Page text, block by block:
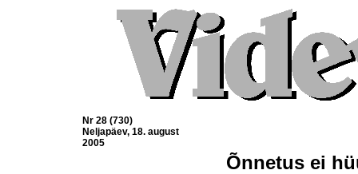
Nr 28 (730)
Neljapäev, 18. august
2005
Õnnetus ei